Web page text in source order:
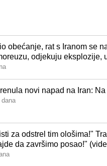
obećanje, rat s Iranom se
odjekuju eksplozije,
novi napad na Iran:
dana
za odstrel tim ološima!"
da završimo posao!"